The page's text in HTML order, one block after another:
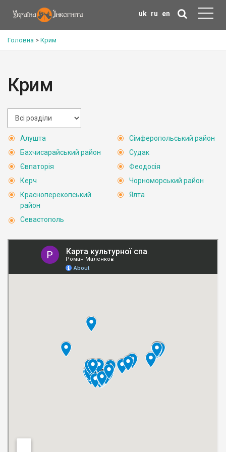
uk ru en
Головна > Крим
Крим
Алушта
Бахчисарайський район
Євпаторія
Керч
Красноперекопський
район
Севастополь
Сімферопольський район
Судак
Феодосія
Чорноморський район
Ялта